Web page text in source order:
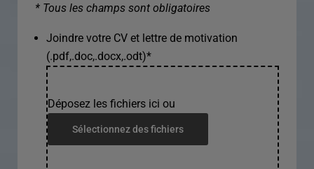
* Tous les champs sont obligatoires
Joindre votre CV et lettre de motivation
(.pdf,.doc,.docx,.odt)*
Déposez les fichiers ici ou
Sélectionnez des fichiers